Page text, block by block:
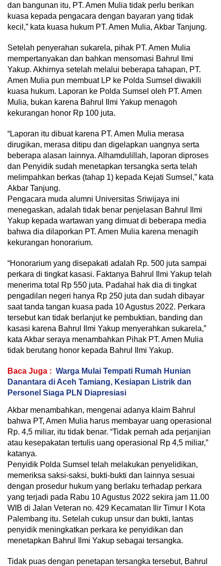
dan bangunan itu, PT. Amen Mulia tidak perlu berikan
kuasa kepada pengacara dengan bayaran yang tidak
kecil,” kata kuasa hukum PT. Amen Mulia, Akbar Tanjung.
Setelah penyerahan sukarela, pihak PT. Amen Mulia
mempertanyakan dan bahkan mensomasi Bahrul Ilmi
Yakup. Akhirnya setelah melalui beberapa tahapan, PT.
Amen Mulia pun membuat LP ke Polda Sumsel diwakili
kuasa hukum. Laporan ke Polda Sumsel oleh PT. Amen
Mulia, bukan karena Bahrul Ilmi Yakup menagoh
kekurangan honor Rp 100 juta.
“Laporan itu dibuat karena PT. Amen Mulia merasa
dirugikan, merasa ditipu dan digelapkan uangnya serta
beberapa alasan lainnya. Alhamdulillah, laporan diproses
dan Penyidik sudah menetapkan tersangka serta telah
melimpahkan berkas (tahap 1) kepada Kejati Sumsel,” kata
Akbar Tanjung.
Pengacara muda alumni Universitas Sriwijaya ini
menegaskan, adalah tidak benar penjelasan Bahrul Ilmi
Yakup kepada wartawan yang dimuat di beberapa media
bahwa dia dilaporkan PT. Amen Mulia karena menagih
kekurangan honorarium.
“Honorarium yang disepakati adalah Rp. 500 juta sampai
perkara di tingkat kasasi. Faktanya Bahrul Ilmi Yakup telah
menerima total Rp 550 juta. Padahal hak dia di tingkat
pengadilan negeri hanya Rp 250 juta dan sudah dibayar
saat tanda tangan kuasa pada 10 Agustus 2022. Perkara
tersebut kan tidak berlanjut ke pembuktian, banding dan
kasasi karena Bahrul Ilmi Yakup menyerahkan sukarela,”
kata Akbar seraya menambahkan Pihak PT. Amen Mulia
tidak berutang honor kepada Bahrul Ilmi Yakup.
Baca Juga : Warga Mulai Tempati Rumah Hunian
Danantara di Aceh Tamiang, Kesiapan Listrik dan
Personel Siaga PLN Diapresiasi
Akbar menambahkan, mengenai adanya klaim Bahrul
bahwa PT, Amen Mulia harus membayar uang operasional
Rp. 4,5 miliar, itu tidak benar. “Tidak pernah ada perjanjian
atau kesepakatan tertulis uang operasional Rp 4,5 miliar,”
katanya.
Penyidik Polda Sumsel telah melakukan penyelidikan,
memeriksa saksi-saksi, bukti-bukti dan lainnya sesuai
dengan prosedur hukum yang berlaku terhadap perkara
yang terjadi pada Rabu 10 Agustus 2022 sekira jam 11.00
WIB di Jalan Veteran no. 429 Kecamatan Ilir Timur I Kota
Palembang itu. Setelah cukup unsur dan bukti, lantas
penyidik meningkatkan perkara ke penyidikan dan
menetapkan Bahrul Ilmi Yakup sebagai tersangka.
Tidak puas dengan penetapan tersangka tersebut, Bahrul